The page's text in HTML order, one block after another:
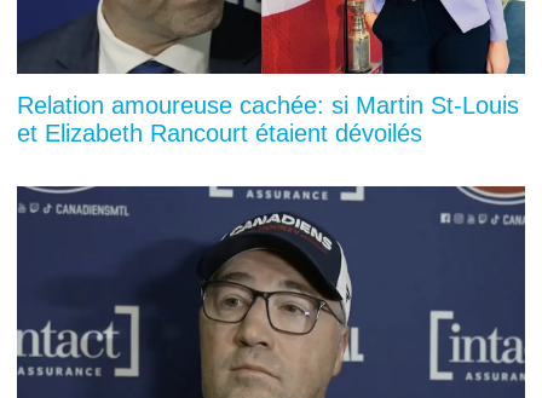
Relation amoureuse cachée: si Martin St-Louis
et Elizabeth Rancourt étaient dévoilés